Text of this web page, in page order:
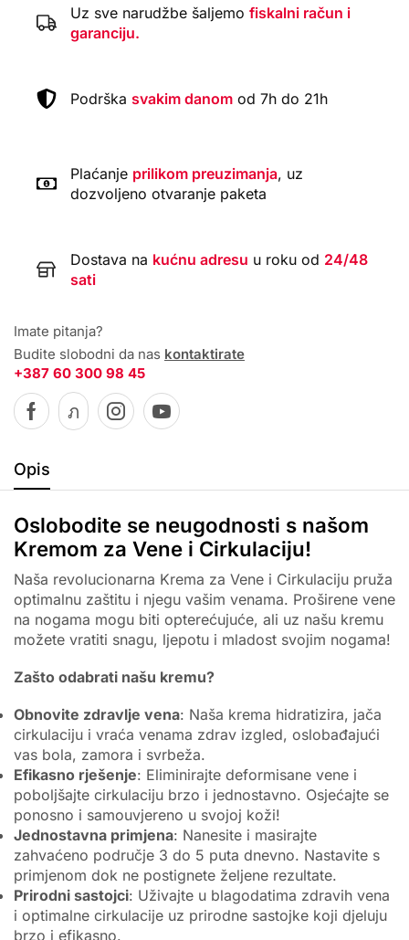
Uz sve narudžbe šaljemo fiskalni račun i
garanciju.
Podrška svakim danom od 7h do 21h
Plaćanje prilikom preuzimanja, uz
dozvoljeno otvaranje paketa
Dostava na kućnu adresu u roku od 24/48
sati
Imate pitanja?
Budite slobodni da nas kontaktirate
+387 60 300 98 45
Opis
Oslobodite se neugodnosti s našom
Kremom za Vene i Cirkulaciju!
Naša revolucionarna Krema za Vene i Cirkulaciju pruža
optimalnu zaštitu i njegu vašim venama. Proširene vene
na nogama mogu biti opterećujuće, ali uz našu kremu
možete vratiti snagu, ljepotu i mladost svojim nogama!
Zašto odabrati našu kremu?
Obnovite zdravlje vena: Naša krema hidratizira, jača
cirkulaciju i vraća venama zdrav izgled, oslobađajući
vas bola, zamora i svrbeža.
Efikasno rješenje: Eliminirajte deformisane vene i
poboljšajte cirkulaciju brzo i jednostavno. Osjećajte se
ponosno i samouvjereno u svojoj koži!
Jednostavna primjena: Nanesite i masirajte
zahvaćeno područje 3 do 5 puta dnevno. Nastavite s
primjenom dok ne postignete željene rezultate.
Prirodni sastojci: Uživajte u blagodatima zdravih vena
i optimalne cirkulacije uz prirodne sastojke koji djeluju
brzo i efikasno.